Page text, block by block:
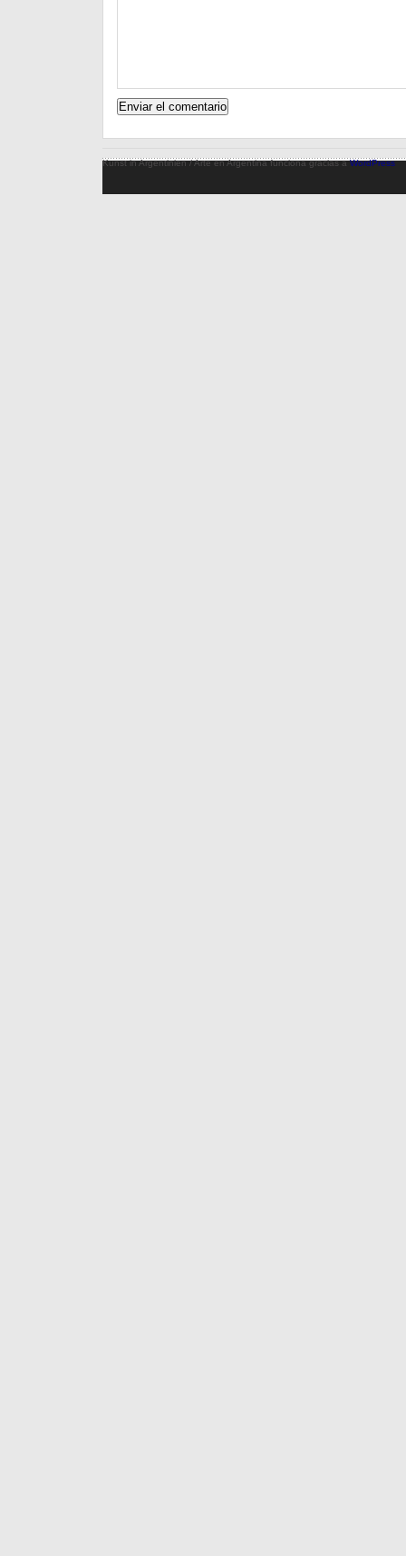
Kunst in Argentinien / Arte en Argentina funciona gracias aWordPress